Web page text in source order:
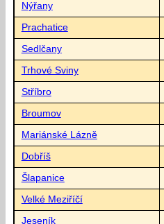
Nýřany
Prachatice
Sedlčany
Trhové Sviny
Stříbro
Broumov
Mariánské Lázně
Dobříš
Šlapanice
Velké Meziříčí
Jeseník